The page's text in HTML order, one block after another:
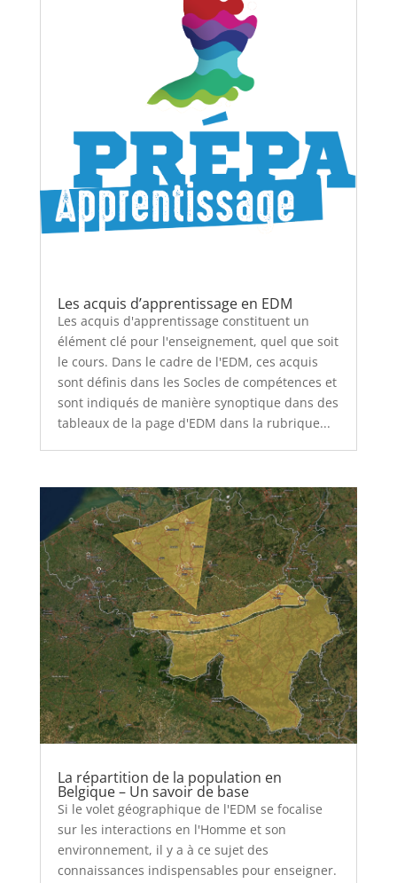
Les acquis d’apprentissage en EDM
Les acquis d'apprentissage constituent un
élément clé pour l'enseignement, quel que soit
le cours. Dans le cadre de l'EDM, ces acquis
sont définis dans les Socles de compétences et
sont indiqués de manière synoptique dans des
tableaux de la page d'EDM dans la rubrique...
La répartition de la population en
Belgique – Un savoir de base
Si le volet géographique de l'EDM se focalise
sur les interactions en l'Homme et son
environnement, il y a à ce sujet des
connaissances indispensables pour enseigner.